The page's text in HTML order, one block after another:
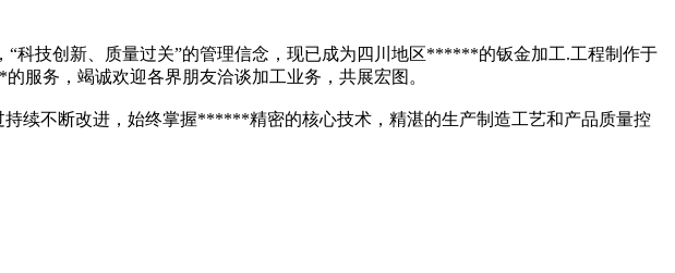
技创新、质量过关”的管理信念，现已成为四川地区******的钣金加工.工程制作于
服务，竭诚欢迎各界朋友洽谈加工业务，共展宏图。
续不断改进，始终掌握******精密的核心技术，精湛的生产制造工艺和产品质量控